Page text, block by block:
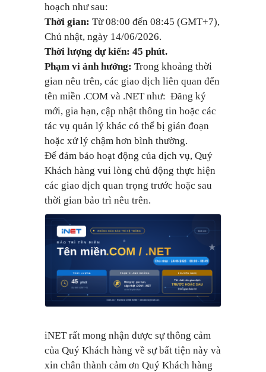
hoạch như sau:
Thời gian: Từ 08:00 đến 08:45 (GMT+7),
Chủ nhật, ngày 14/06/2026.
Thời lượng dự kiến: 45 phút.
Phạm vi ảnh hưởng: Trong khoảng thời
gian nêu trên, các giao dịch liên quan đến
tên miền .COM và .NET như: Đăng ký
mới, gia hạn, cập nhật thông tin hoặc các
tác vụ quản lý khác có thể bị gián đoạn
hoặc xử lý chậm hơn bình thường.
Để đảm bảo hoạt động của dịch vụ, Quý
Khách hàng vui lòng chủ động thực hiện
các giao dịch quan trọng trước hoặc sau
thời gian bảo trì nêu trên.
iNET rất mong nhận được sự thông cảm
của Quý Khách hàng về sự bất tiện này và
xin chân thành cảm ơn Quý Khách hàng